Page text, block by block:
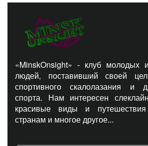
«MinskOnsight» - клуб молодых
людей, поставивший своей
спортивного скалолазания и
спорта. Нам интересен
красивые виды и
странам и многое другое...